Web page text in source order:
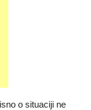
o situaciji ne